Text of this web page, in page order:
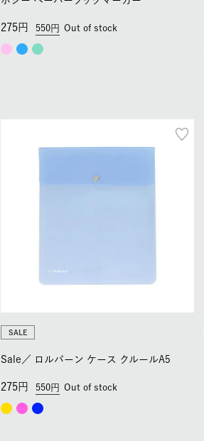
550
275 Out of stock
SALE
Sale／ ロルバーン ケース クルールA5
550
275 Out of stock